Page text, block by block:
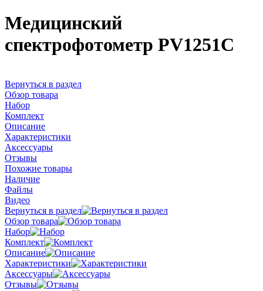
Медицинский
спектрофотометр PV1251C
Вернуться в раздел
Обзор товара
Набор
Комплект
Описание
Характеристики
Аксессуары
Отзывы
Похожие товары
Наличие
Файлы
Видео
Вернуться в раздел
Обзор товара
Набор
Комплект
Описание
Характеристики
Аксессуары
Отзывы